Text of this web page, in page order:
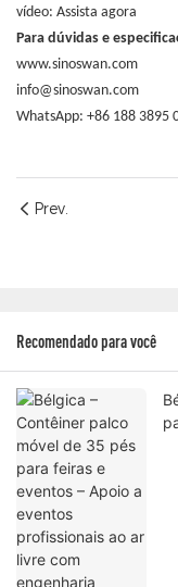
vídeo: Assista agora
Para dúvidas e
www.sinoswan.com
info@sinoswan.com
WhatsApp: +86 188 3895
Prev.
Recomendado para você